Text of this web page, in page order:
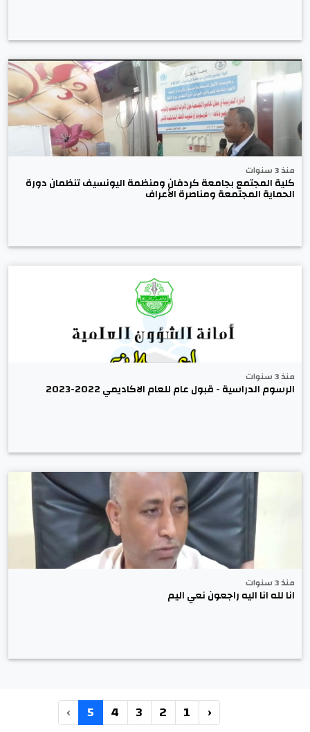
منذ 3 سنوات
كلية المجتمع بجامعة كردفان ومنظمة اليونسيف تنظمان دورة
الحماية المجتمعة ومناصرة الأعراف
منذ 3 سنوات
الرسوم الدراسية - قبول عام للعام الاكاديمي 2022-2023
منذ 3 سنوات
انا لله انا اليه راجعون نعي اليم
‹
1
2
3
4
5
›